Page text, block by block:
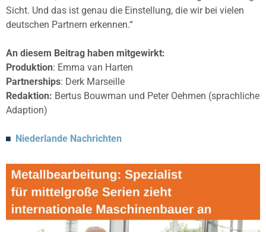
Sicht. Und das ist genau die Einstellung, die wir bei vielen
deutschen Partnern erkennen.“
An diesem Beitrag haben mitgewirkt:
Produktion: Emma van Harten
Partnerships: Derk Marseille
Redaktion: Bertus Bouwman und Peter Oehmen (sprachliche
Adaption)
Niederlande Nachrichten